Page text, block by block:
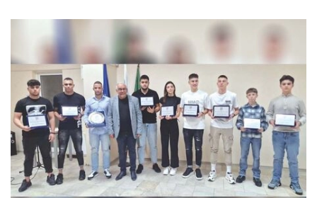
Коментарите
под
статиите
въвеждат
от
читателите
и
редакцията
носи
отговорност